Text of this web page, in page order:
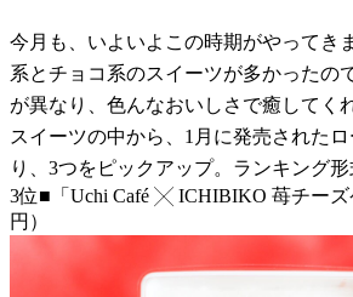
今月も、いよいよこの時期がやってき
系とチョコ系のスイーツが多かったの
が異なり、色んなおいしさで癒してく
スイーツの中から、1月に発売された
り、3つをピックアップ。ランキング形
3位■「Uchi Café ╳ ICHIBIKO 苺チーズ
円）